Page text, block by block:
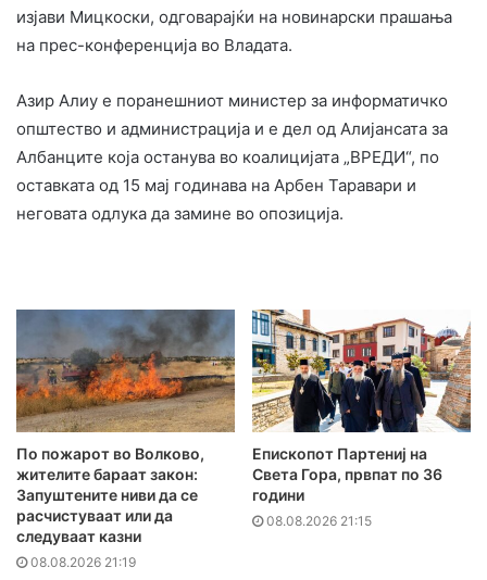
изјави Мицкоски, одговарајќи на новинарски прашања
на прес-конференција во Владата.
Азир Алиу е поранешниот министер за информатичко
општество и администрација и е дел од Алијансата за
Албанците која останува во коалицијата „ВРЕДИ“, по
оставката од 15 мај годинава на Арбен Таравари и
неговата одлука да замине во опозиција.
По пожарот во Волково,
жителите бараат закон:
Запуштените ниви да се
расчистуваат или да
следуваат казни
08.08.2026 21:19
Епископот Партениј на
Света Гора, првпат по 36
години
08.08.2026 21:15